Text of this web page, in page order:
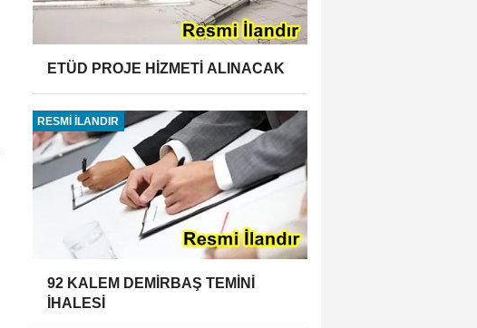
ETÜD PROJE HİZMETİ ALINACAK
RESMİ İLANDIR
92 KALEM DEMİRBAŞ TEMİNİ
İHALESİ